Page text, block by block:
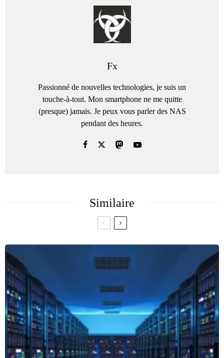
Fx
Passionné de nouvelles technologies, je suis un
touche-à-tout. Mon smartphone ne me quitte
(presque) jamais. Je peux vous parler des NAS
pendant des heures.
Similaire